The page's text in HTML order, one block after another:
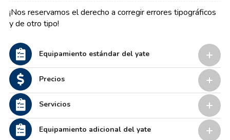
¡Nos reservamos el derecho a corregir errores tipográficos
y de otro tipo!
Equipamiento estándar del yate
Precios
Servicios
Equipamiento adicional del yate